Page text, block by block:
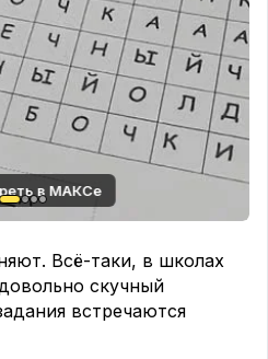
в МАКСе
Всё-таки, в школах
скучный
встречаются